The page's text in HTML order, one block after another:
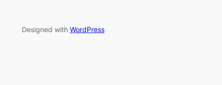
Designed with WordPress